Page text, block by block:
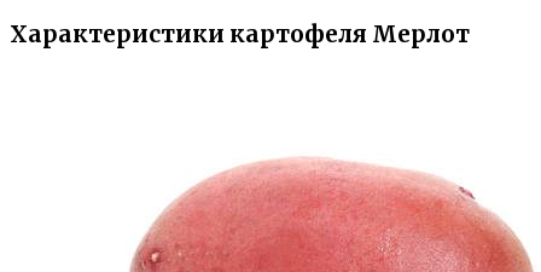
Характеристики картофеля Мерлот